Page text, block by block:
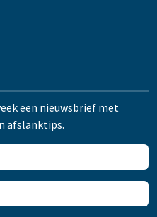
een nieuwsbrief met
afslanktips.